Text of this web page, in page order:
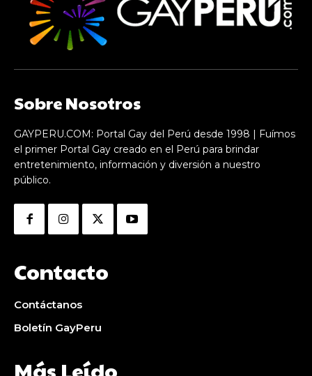
Sobre Nosotros
GAYPERU.COM: Portal Gay del Perú desde 1998 | Fuímos
el primer Portal Gay creado en el Perú para brindar
entretenimiento, información y diversión a nuestro
público.
Contacto
Contáctanos
Boletín GayPeru
Más Leído